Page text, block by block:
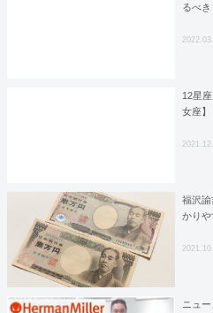
るべ
12星
女座】
福沢
かりや
ニュ